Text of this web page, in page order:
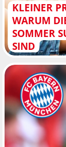
KLEINER
WARUM
SOMMER
SIND